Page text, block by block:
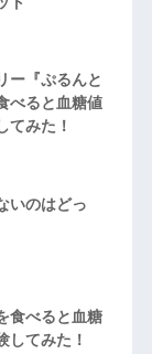
ー『ぷるんと
べると血糖値
てみた！
いのはどっ
食べると血糖
してみた！